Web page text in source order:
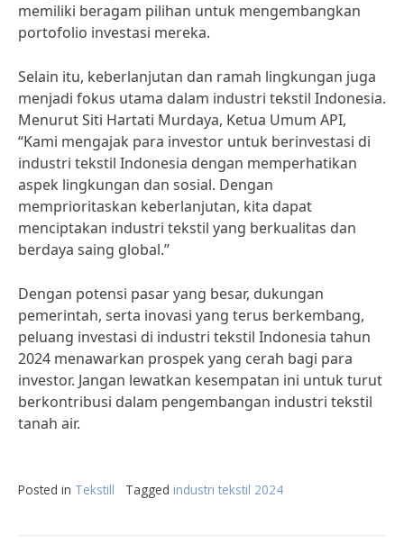
memiliki beragam pilihan untuk mengembangkan
portofolio investasi mereka.
Selain itu, keberlanjutan dan ramah lingkungan juga
menjadi fokus utama dalam industri tekstil Indonesia.
Menurut Siti Hartati Murdaya, Ketua Umum API,
“Kami mengajak para investor untuk berinvestasi di
industri tekstil Indonesia dengan memperhatikan
aspek lingkungan dan sosial. Dengan
memprioritaskan keberlanjutan, kita dapat
menciptakan industri tekstil yang berkualitas dan
berdaya saing global.”
Dengan potensi pasar yang besar, dukungan
pemerintah, serta inovasi yang terus berkembang,
peluang investasi di industri tekstil Indonesia tahun
2024 menawarkan prospek yang cerah bagi para
investor. Jangan lewatkan kesempatan ini untuk turut
berkontribusi dalam pengembangan industri tekstil
tanah air.
Posted in Tekstill Tagged industri tekstil 2024